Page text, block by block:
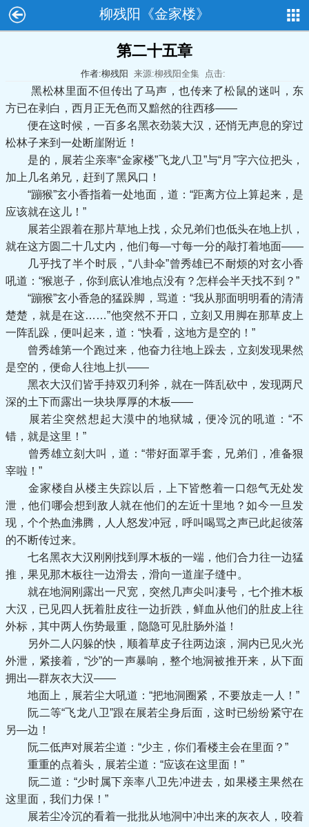
柳残阳《金家楼》
第二十五章
作者:柳残阳 来源:柳残阳全集 点击:
黑松林里面不但传出了马声，也传来了松鼠的迷叫，东
方已在剥白，西月正无色而又黯然的往西移——
便在这时候，一百多名黑衣劲装大汉，还悄无声息的穿过
松林子来到一处断崖附近！
是的，展若尘亲率“金家楼”飞龙八卫”与“月”字六位把头，
加上几名弟兄，赶到了黑风口！
“蹦猴”玄小香指着一处地面，道：“距离方位上算起来，是
应该就在这儿！”
展若尘跟着在那片草地上找，众兄弟们也低头在地上扒，
就在这方圆二十几丈内，他们每—寸每一分的敲打着地面——
几乎找了半个时辰，“八卦伞”曾秀雄已不耐烦的对玄小香
吼道：“猴崽子，你到底认准地点没有？怎样会半天找不到？”
“蹦猴”玄小香急的猛跺脚，骂道：“我从那面明明看的清清
楚楚，就是在这……”他突然不开口，立刻又用脚在那草皮上
一阵乱跺，便叫起来，道：“快看，这地方是空的！”
曾秀雄第一个跑过来，他奋力往地上跺去，立刻发现果然
是空的，便命人往地上扒——
黑衣大汉们皆手持双刃利斧，就在一阵乱砍中，发现两尺
深的土下而露出一块块厚厚的木板——
展若尘突然想起大漠中的地狱城，便冷沉的吼道：“不
错，就是这里！”
曾秀雄立刻大叫，道：“带好面罩手套，兄弟们，准备狠
宰啦！”
金家楼自从楼主失踪以后，上下皆憋着一口怨气无处发
泄，他们哪会想到敌人就在他们的左近十里地？如今一旦发
现，个个热血沸腾，人人怒发冲冠，呼叫喝骂之声已此起彼落
的不断传过来。
七名黑衣大汉刚刚找到厚木板的一端，他们合力往一边猛
推，果见那木板往一边滑去，滑向一道崖子缝中。
就在地洞刚露出一尺宽，突然几声尖叫凄号，七个推木板
大汉，已见四人抚着肚皮往一边折跌，鲜血从他们的肚皮上往
外标，其中两人伤势最重，隐隐可见肚肠外溢！
另外二人闪躲的快，顺着草皮子往两边滚，洞内已见火光
外泄，紧接着，“沙”的一声暴响，整个地洞被推开来，从下面
拥出—群灰衣大汉——
地面上，展若尘大吼道：“把地洞圈紧，不要放走一人！”
阮二等“飞龙八卫”跟在展若尘身后面，这时已纷纷紧守在
另—边！
阮二低声对展若尘道：“少主，你们看楼主会在里面？”
重重的点着头，展若尘道：“应该在这里面！”
阮二道：“少时属下亲率八卫先冲进去，如果楼主果然在
这里面，我们力保！”
展若尘冷沉的看着一批批从地洞中冲出来的灰衣人，咬着